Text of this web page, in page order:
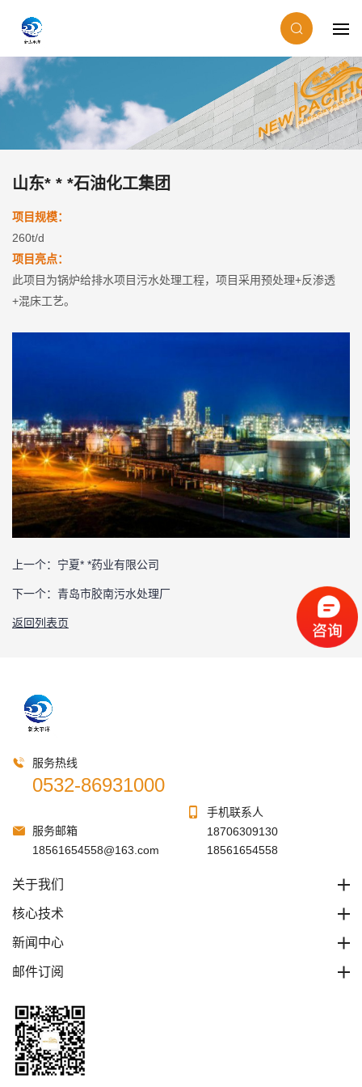
山东* * *石油化工集团
项目规模：
260t/d
项目亮点：
此项目为锅炉给排水项目污水处理工程，项目采用预处理+反渗透
+混床工艺。
上一个： 宁夏* *药业有限公司
下一个： 青岛市胶南污水处理厂
返回列表页
服务热线
0532-86931000
服务邮箱
18561654558@163.com
手机联系人
18706309130
18561654558
关于我们
核心技术
新闻中心
邮件订阅